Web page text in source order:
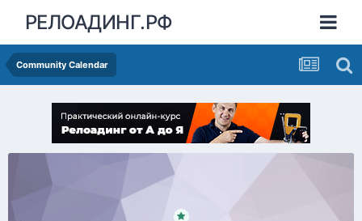
РЕЛОАДИНГ.РФ
Community Calendar